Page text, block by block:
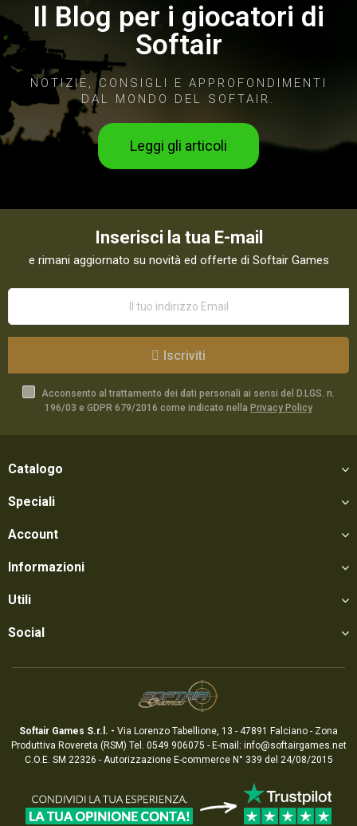
Il Blog per i giocatori di
Softair
NOTIZIE, CONSIGLI E APPROFONDIMENTI
DAL MONDO DEL SOFTAIR.
Leggi gli articoli
Inserisci la tua E-mail
e rimani aggiornato su novità ed offerte di Softair Games
Iscriviti
Acconsento al trattamento dei dati personali ai sensi del D.LGS. n.
196/03 e GDPR 679/2016 come indicato nella Privacy Policy
Catalogo
Speciali
Account
Informazioni
Utili
Social
Softair Games S.r.l. - Via Lorenzo Tabellione, 13 - 47891 Falciano - Zona
Produttiva Rovereta (RSM) Tel. 0549 906075 - E-mail: info@softairgames.net
C.O.E. SM 22326 - Autorizzazione E-commerce N° 339 del 24/08/2015